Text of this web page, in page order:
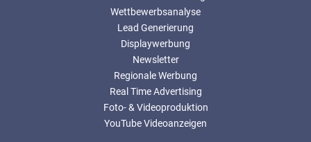
Wettbewerbsanalyse
Lead Generierung
Displaywerbung
Newsletter
Regionale Werbung
Real Time Advertising
Foto- & Videoproduktion
YouTube Videoanzeigen